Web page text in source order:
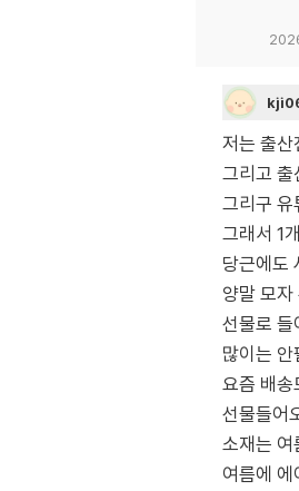
저는 출산
그리고 출
그리구 유
그래서 1
당근에도
양말 모자
선물로 들
많이는
요즘 배송
선물들어
소재는 여
여름에